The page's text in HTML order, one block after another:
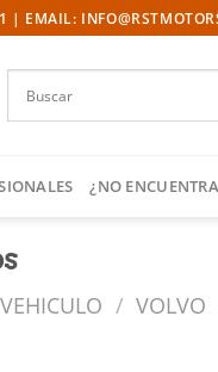
| EMAIL:
¿NO
/ VOLVO